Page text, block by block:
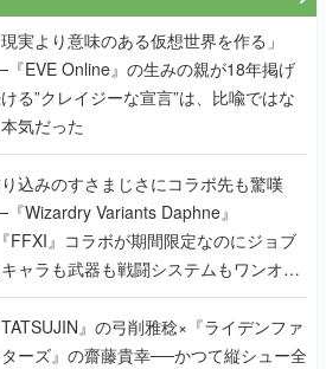
現実より意味のある仮想世界を作る」
EVE Online』の生みの親が18年掲げ
る”クレイジーな宣言”は、比喩ではな
気だった
込みのすさまじさにコラボ先も驚嘆
Wizardry Variants Daphne』
FFXI』コラボが期間限定なのにジョブ
ャラも武器も戦闘システムもワンオフ
り込まれた理由を両ディレクターに聞
TATSUJIN』の弓削雅稔×『ライデンファ
ーズ』の齋藤貴幸──かつて縦シュー全